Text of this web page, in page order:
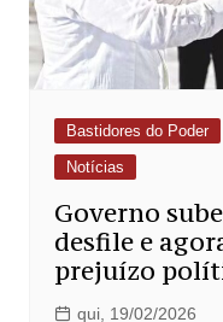
Bastidores do Poder
Notícias
Governo
desfile e
prejuízo
qui, 19/02/2026